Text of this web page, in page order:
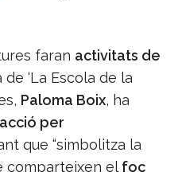
faran activitats de
de ‘La Escola de la
Paloma Boix, ha
per
que “simbolitza la
comparteixen el foc